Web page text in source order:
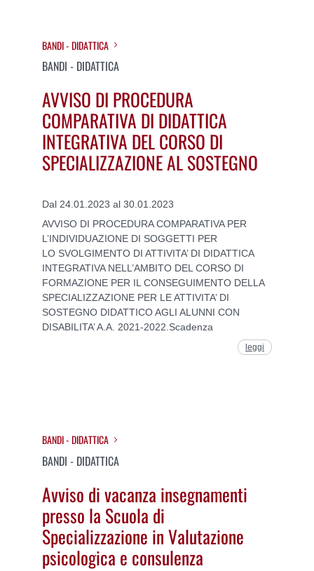
BANDI - DIDATTICA
BANDI - DIDATTICA
AVVISO DI PROCEDURA
COMPARATIVA DI DIDATTICA
INTEGRATIVA DEL CORSO DI
SPECIALIZZAZIONE AL SOSTEGNO
Dal 24.01.2023 al 30.01.2023
AVVISO DI PROCEDURA COMPARATIVA PER
L’INDIVIDUAZIONE DI SOGGETTI PER
LO SVOLGIMENTO DI ATTIVITA’ DI DIDATTICA
INTEGRATIVA NELL’AMBITO DEL CORSO DI
FORMAZIONE PER IL CONSEGUIMENTO DELLA
SPECIALIZZAZIONE PER LE ATTIVITA’ DI
SOSTEGNO DIDATTICO AGLI ALUNNI CON
DISABILITA’ A.A. 2021-2022.Scadenza
leggi
BANDI - DIDATTICA
BANDI - DIDATTICA
Avviso di vacanza insegnamenti
presso la Scuola di
Specializzazione in Valutazione
psicologica e consulenza